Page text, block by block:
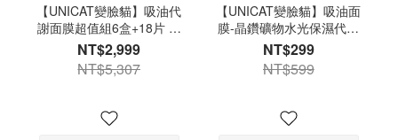
【UNICAT變臉貓】吸油代
謝面膜超值組6盒+18片 清
潔面膜
NT$2,999
NT$5,307
【UNICAT變臉貓】吸油面
膜-晶鑽礦物水光保濕代謝
面膜(3入/盒) 清潔面膜
NT$299
NT$599